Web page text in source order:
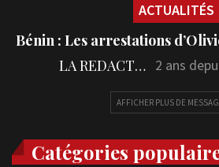
ACTUALITÉS
Bénin : Les arrestations
LA REDACTION 2 ans
AFFICHER PLUS DE
Catégories